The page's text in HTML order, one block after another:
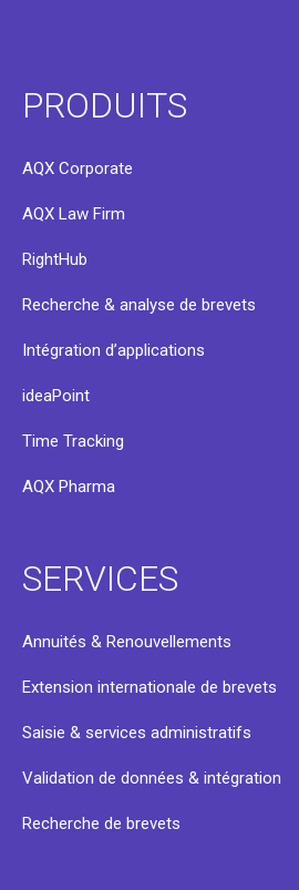
PRODUITS
AQX Corporate
AQX Law Firm
RightHub
Recherche & analyse de brevets
Intégration d’applications
ideaPoint
Time Tracking
AQX Pharma
SERVICES
Annuités & Renouvellements
Extension internationale de brevets
Saisie & services administratifs
Validation de données & intégration
Recherche de brevets